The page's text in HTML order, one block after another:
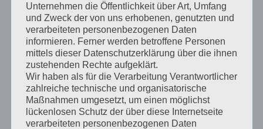
Die Zauberkunst
Zaubern für die Kleinsten Zauberlehrlinge im Kindergarten
Zauberkunst für Schülerinnen und Schüler in Grund- und
Mittelschulen
Private Feiern – Geburtstage
Unternehmen die Öffentlichkeit über Art, Umfang
und Zweck der von uns erhobenen, genutzten und
verarbeiteten personenbezogenen Daten
informieren. Ferner werden betroffene Personen
mittels dieser Datenschutzerklärung über die ihnen
zustehenden Rechte aufgeklärt.
Wir haben als für die Verarbeitung Verantwortlicher
zahlreiche technische und organisatorische
Maßnahmen umgesetzt, um einen möglichst
lückenlosen Schutz der über diese Internetseite
verarbeiteten personenbezogenen Daten